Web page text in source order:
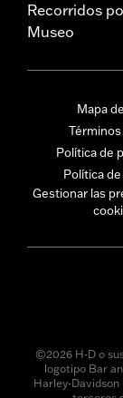
Recorridos
Museo
Mapa
Política de
Política
Gestionar las
©2026 H-D o
logotipo Bar
Harley-